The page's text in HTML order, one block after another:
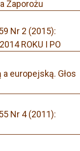
Zaporożu
Nr 2 (2015):
ROKU I PO
europejską. Głos
Nr 4 (2011):